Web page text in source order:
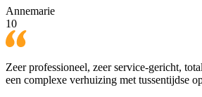
Annemarie
10
Zeer professioneel, zeer service-gericht,
een complexe verhuizing met tussentijdse